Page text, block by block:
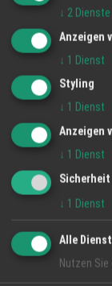
Orten in
Theater
Wo kann
30.04.
Ufer.
↓ 2 Dienste
Anzeigen
↓ 1 Dienst
Styling
↓ 1 Dienst
Anzeigen
↓ 1 Dienst
Sicherheit
↓ 1 Dienst
Alle
Nutzen